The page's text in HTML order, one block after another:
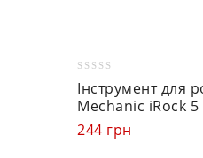
out
of
5
Інструмент для
Mechanic iRock 5
244 грн